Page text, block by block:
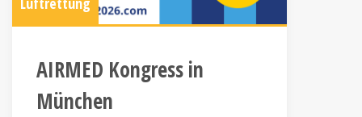
AIRMED Kongress in
München